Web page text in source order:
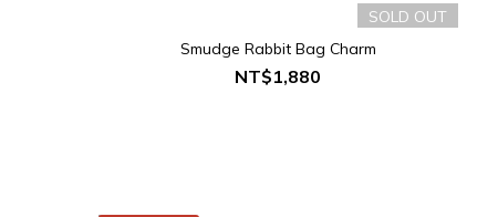
SOLD OUT
Smudge Rabbit Bag Charm
NT$1,880